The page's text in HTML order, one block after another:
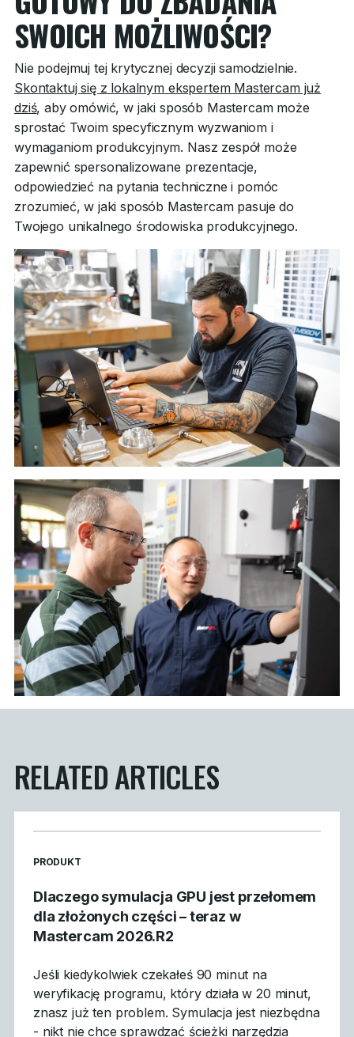
SWOICH MOŻLIWOŚCI?
Nie podejmuj tej krytycznej decyzji samodzielnie.
Skontaktuj się z lokalnym ekspertem Mastercam już
dziś, aby omówić, w jaki sposób Mastercam może
sprostać Twoim specyficznym wyzwaniom i
wymaganiom produkcyjnym. Nasz zespół może
zapewnić spersonalizowane prezentacje,
odpowiedzieć na pytania techniczne i pomóc
zrozumieć, w jaki sposób Mastercam pasuje do
Twojego unikalnego środowiska produkcyjnego.
RELATED ARTICLES
READ MORE ARTICLES ABOUT
PRODUKT
Dlaczego symulacja GPU jest przełomem
dla złożonych części – teraz w
Mastercam 2026.R2
Jeśli kiedykolwiek czekałeś 90 minut na
weryfikację programu, który działa w 20 minut,
znasz już ten problem. Symulacja jest niezbędna
- nikt nie chce sprawdzać ścieżki narzędzia